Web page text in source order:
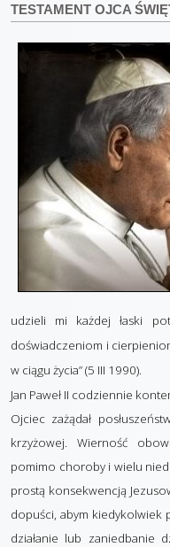
TESTAMENT OJCA
udzieli mi każdej łaski
doświadczeniom i
w ciągu życia” (5 III 1990).
Jan Paweł II codziennie
Ojciec zażądał
krzyżowej. Wierność
pomimo choroby i wielu
prostą konsekwencją
dopuści, abym kiedykolwiek
działanie lub zaniedbanie